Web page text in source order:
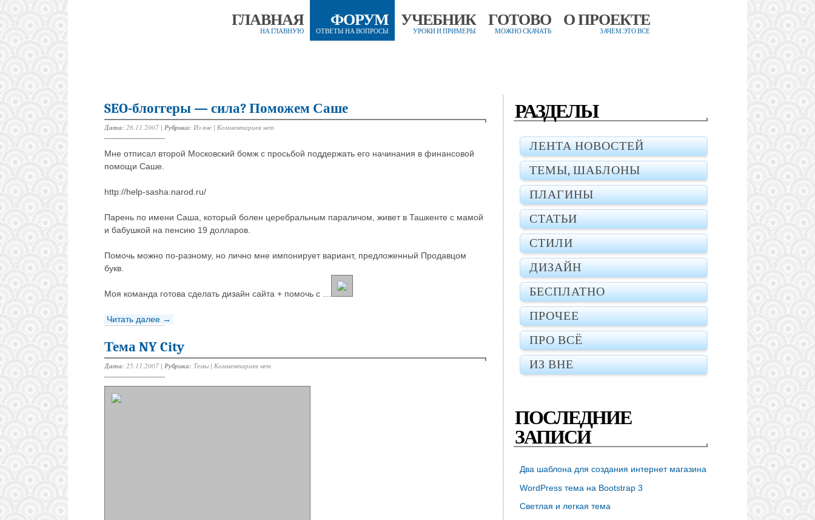
ГЛАВНАЯ
НА ГЛАВНУЮ
ФОРУМ
ОТВЕТЫ НА ВОПРОСЫ
УЧЕБНИК
УРОКИ И ПРИМЕРЫ
ГОТОВО
МОЖНО СКАЧАТЬ
О ПРОЕКТЕ
ЗАЧЕМ ЭТО ВСЕ
SEO-блоггеры — сила? Поможем Саше
Дата: 26.11.2007 | Рубрика: Из вне | Комментариев нет
Мне отписал второй Московский бомж с просьбой поддержать его начинания в финансовой
помощи Саше.
http://help-sasha.narod.ru/
Парень по имени Саша, который болен церебральным параличом, живет в Ташкенте с мамой
и бабушкой на пенсию 19 долларов.
Помочь можно по-разному, но лично мне импонирует вариант, предложенный Продавцом
букв.
Моя команда готова сделать дизайн сайта + помочь с …
Читать далее →
Тема NY City
Дата: 25.11.2007 | Рубрика: Темы | Комментариев нет
РАЗДЕЛЫ
ЛЕНТА НОВОСТЕЙ
ТЕМЫ, ШАБЛОНЫ
ПЛАГИНЫ
СТАТЬИ
СТИЛИ
ДИЗАЙН
БЕСПЛАТНО
ПРОЧЕЕ
ПРО ВСЁ
ИЗ ВНЕ
ПОСЛЕДНИЕ
ЗАПИСИ
Два шаблона для создания интернет магазина
WordPress тема на Bootstrap 3
Светлая и легкая тема